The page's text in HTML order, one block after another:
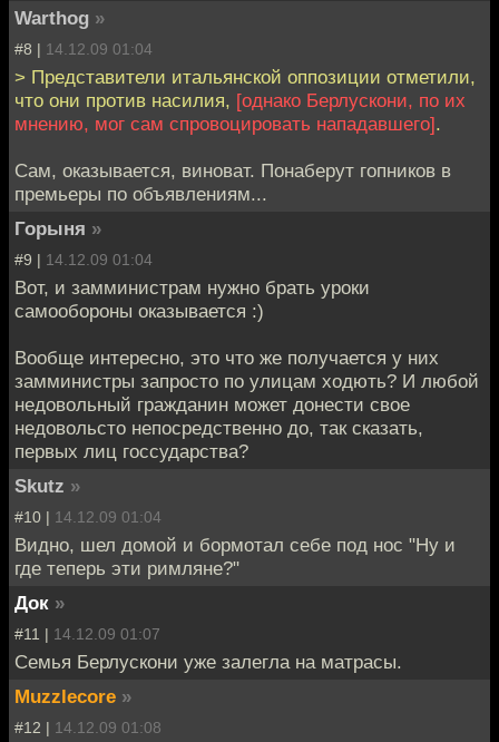
Warthog »
#8 | 14.12.09 01:04
> Представители итальянской оппозиции отметили,
что они против насилия, [однако Берлускони, по их
мнению, мог сам спровоцировать нападавшего].
Сам, оказывается, виноват. Понаберут гопников в
премьеры по объявлениям...
Горыня »
#9 | 14.12.09 01:04
Вот, и замминистрам нужно брать уроки
самообороны оказывается :)
Вообще интересно, это что же получается у них
замминистры запросто по улицам ходють? И любой
недовольный гражданин может донести свое
недовольсто непосредственно до, так сказать,
первых лиц госсударства?
Skutz »
#10 | 14.12.09 01:04
Видно, шел домой и бормотал себе под нос "Ну и
где теперь эти римляне?"
Док »
#11 | 14.12.09 01:07
Семья Берлускони уже залегла на матрасы.
Muzzlecore »
#12 | 14.12.09 01:08